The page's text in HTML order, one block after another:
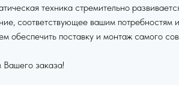
техника стремительно
соответствующее вашим потребностям
обеспечить поставку и монтаж самого
заказа!